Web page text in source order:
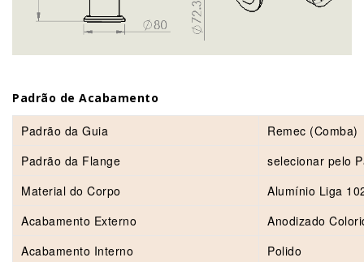
Padrão de Acabamento
Padrão da Guia
Remec (Comba)
Padrão da Flange
selecionar pelo
Material do Corpo
Alumínio Liga
Acabamento Externo
Anodizado
Acabamento Interno
Polido